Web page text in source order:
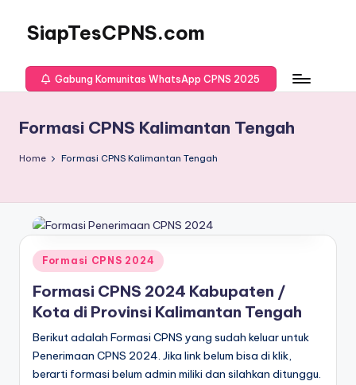
SiapTesCPNS.com
Gabung Komunitas WhatsApp CPNS 2025
Formasi CPNS Kalimantan Tengah
Home Formasi CPNS Kalimantan Tengah
Posted
in
Formasi CPNS 2024
Formasi CPNS 2024 Kabupaten /
Kota di Provinsi Kalimantan Tengah
Berikut adalah Formasi CPNS yang sudah keluar untuk
Penerimaan CPNS 2024. Jika link belum bisa di klik,
berarti formasi belum admin miliki dan silahkan ditunggu.